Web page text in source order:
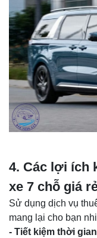
4. Các lợi ích
xe 7 chỗ giá
Sử dụng dịch vụ
mang lại cho bạn
- Tiết kiệm thời